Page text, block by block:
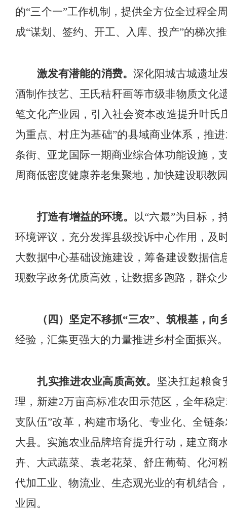
的“三个一”工作机制， 提供全方位全过程全
成“谋划、签约、开工、入库、投产”的梯次
激发有潜能的消费。 深化阳城古城遗址
酒制作技艺、王氏秸秆画等市级非物质文化
笔文化产业园， 引入社会资本改造提升叶氏
为重点、村庄为基础”的县域商业体系，推
条街、亚龙国际一期商业综合体功能设施，
周商低密度健康养老集聚地， 加快建设职教
打造有增益的环境。 以“六最”为目标，
环境评议，充分发挥县级投诉中心作用，及
大数据中心基础设施建设，筹备建设数据信
现数字政务优质高效，让数据多跑路，群众
（四）坚定不移抓“三农”、筑根基，向
经验 ， 汇集更强大的力量推进乡村全面振兴
扎实推进农业高质高效。 坚决扛起粮食
理， 新建2万亩高标准农田示范区，全年稳
支队伍”改革，构建市场化、专业化、全链
大县。实施农业品牌培育提升行动，建立商
卉、大武蔬菜、袁老花菜、舒庄葡萄、化河
代加工业、物流业、生态观光业的有机结合
业园。